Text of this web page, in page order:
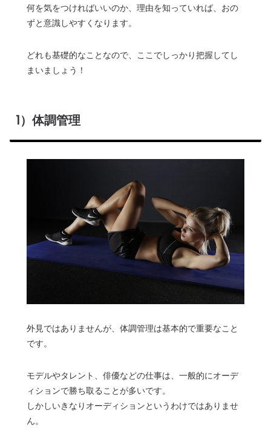
何を気をつければいいのか、理由を知っていれば、おの
ずと意識しやすくなります。
どれも基礎的なことなので、ここでしっかり把握してし
まいましょう！
1）体調管理
外見ではありませんが、体調管理は基本的で重要なこと
です。
モデルやタレント、俳優などの仕事は、一般的にオーデ
ィションで勝ち取ることが多いです。
しかしいきなりオーディションというわけではありませ
ん。